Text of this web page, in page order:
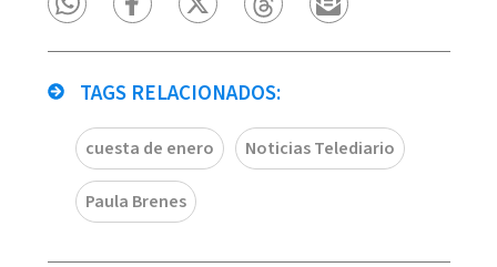
TAGS RELACIONADOS:
cuesta de enero Noticias Telediario
Paula Brenes